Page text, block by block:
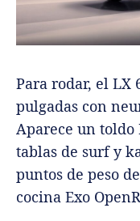
Para rodar, el LX
pulgadas con
Aparece un toldo
tablas de surf y
puntos de peso
cocina Exo